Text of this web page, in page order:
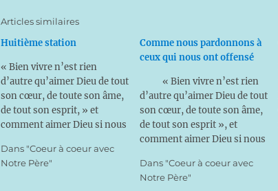
Articles similaires
Huitième station
« Bien vivre n’est rien
d’autre qu’aimer Dieu de tout
son cœur, de toute son âme,
de tout son esprit, » et
comment aimer Dieu si nous
Aimer Dieu ! Vaste
programme ! Et l’aimerons-
Dans "Coeur à coeur avec
Notre Père"
Comme nous pardonnons à
ceux qui nous ont offensé
« Bien vivre n’est rien
d’autre qu’aimer Dieu de tout
son cœur, de toute son âme,
de tout son esprit », et
comment aimer Dieu si nous
Aimer Dieu ! Vaste
programme ! Et l’aimerons-
Dans "Coeur à coeur avec
Notre Père"